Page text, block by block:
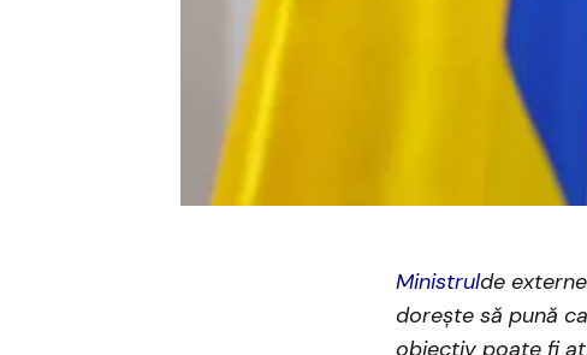
Ministrulde
dorește să pună
obiectiv poate fi